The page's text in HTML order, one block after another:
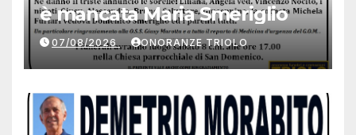
è mancata Maria Smeriglio
07/08/2026 ONORANZE TRIOLO